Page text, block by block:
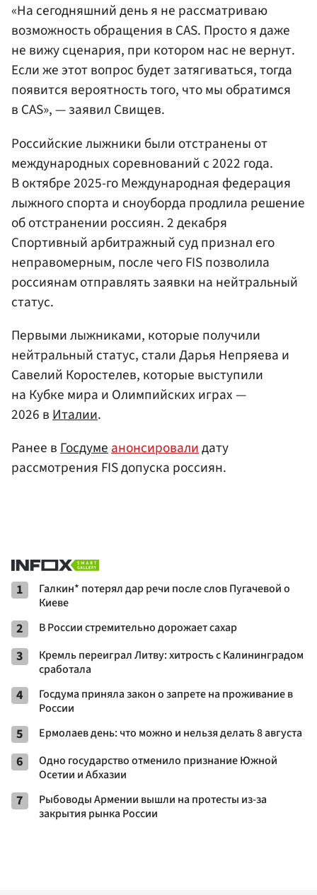
«На сегодняшний день я не рассматриваю
возможность обращения в CAS. Просто я даже
не вижу сценария, при котором нас не вернут.
Если же этот вопрос будет затягиваться, тогда
появится вероятность того, что мы обратимся
в CAS», — заявил Свищев.
Российские лыжники были отстранены от
международных соревнований с 2022 года.
В октябре 2025-го Международная федерация
лыжного спорта и сноуборда продлила решение
об отстранении россиян. 2 декабря
Спортивный арбитражный суд признал его
неправомерным, после чего FIS позволила
россиянам отправлять заявки на нейтральный
статус.
Первыми лыжниками, которые получили
нейтральный статус, стали Дарья Непряева и
Савелий Коростелев, которые выступили
на Кубке мира и Олимпийских играх —
2026 вИталии.
Ранее вГосдумеанонсировалидату
рассмотрения FIS допуска россиян.
1
Галкин* потерял дар речи после слов Пугачевой о
Киеве
2 В России стремительно дорожает сахар
3
Кремль переиграл Литву: хитрость с Калининградом
сработала
4
Госдума приняла закон о запрете на проживание в
России
5 Ермолаев день: что можно и нельзя делать 8 августа
6
Одно государство отменило признание Южной
Осетии и Абхазии
7
Рыбоводы Армении вышли на протесты из-за
закрытия рынка России